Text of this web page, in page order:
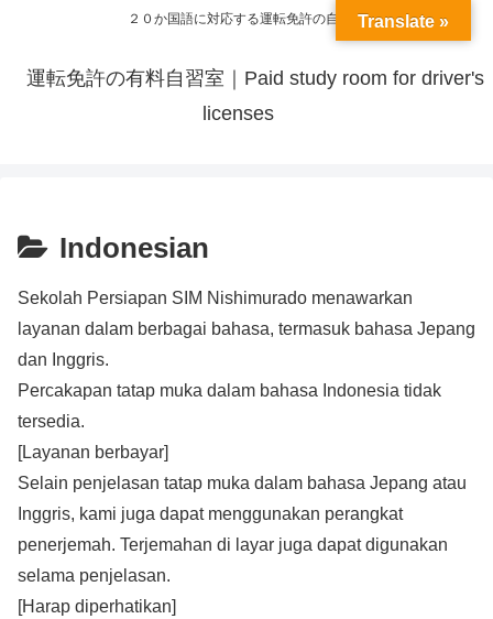
２０か国語に対応する運転免許の自習室
運転免許の有料自習室｜Paid study room for driver's
licenses
Indonesian
Sekolah Persiapan SIM Nishimurado menawarkan
layanan dalam berbagai bahasa, termasuk bahasa Jepang
dan Inggris.
Percakapan tatap muka dalam bahasa Indonesia tidak
tersedia.
[Layanan berbayar]
Selain penjelasan tatap muka dalam bahasa Jepang atau
Inggris, kami juga dapat menggunakan perangkat
penerjemah. Terjemahan di layar juga dapat digunakan
selama penjelasan.
[Harap diperhatikan]
Translate »